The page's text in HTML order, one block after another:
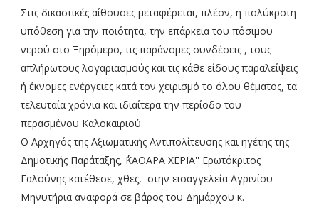
Στις δικαστικές αίθουσες μεταφέρεται, πλέον, η πολύκροτη
υπόθεση για την ποιότητα, την επάρκεια του πόσιμου
νερού στο Ξηρόμερο, τις παράνομες συνδέσεις , τους
απλήρωτους λογαριασμούς και τις κάθε είδους παραλείψεις
ή έκνομες ενέργειες κατά τον χειρισμό το όλου θέματος, τα
τελευταία χρόνια και ιδιαίτερα την περίοδο του
περασμένου Καλοκαιριού.
Ο Αρχηγός της Αξιωματικής Αντιπολίτευσης και ηγέτης της
Δημοτικής Παράταξης, ΄΄ΚΑΘΑΡΑ ΧΕΡΙΑ'' Ερωτόκριτος
Γαλούνης κατέθεσε, χθες, στην εισαγγελεία Αγρινίου
Μηνυτήρια αναφορά σε βάρος του Δημάρχου κ.